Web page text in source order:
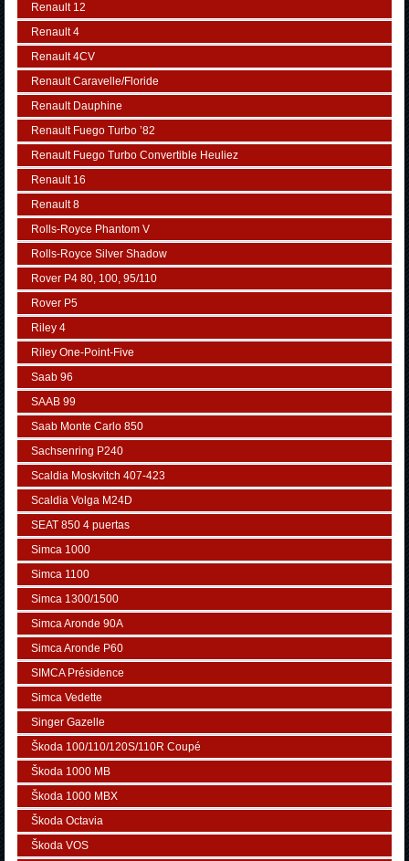
Renault 12
Renault 4
Renault 4CV
Renault Caravelle/Floride
Renault Dauphine
Renault Fuego Turbo ’82
Renault Fuego Turbo Convertible Heuliez
Renault 16
Renault 8
Rolls-Royce Phantom V
Rolls-Royce Silver Shadow
Rover P4 80, 100, 95/110
Rover P5
Riley 4
Riley One-Point-Five
Saab 96
SAAB 99
Saab Monte Carlo 850
Sachsenring P240
Scaldia Moskvitch 407-423
Scaldia Volga M24D
SEAT 850 4 puertas
Simca 1000
Simca 1100
Simca 1300/1500
Simca Aronde 90A
Simca Aronde P60
SIMCA Présidence
Simca Vedette
Singer Gazelle
Škoda 100/110/120S/110R Coupé
Škoda 1000 MB
Škoda 1000 MBX
Škoda Octavia
Škoda VOS